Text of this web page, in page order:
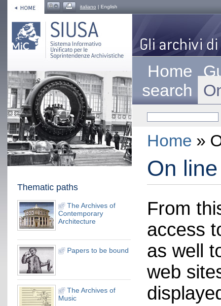
italiano | English
Thematic paths
The Archives of
Contemporary
Architecture
Papers to be bound
The Archives of
Music
Home
search
Home »
On
From
access
as well
web